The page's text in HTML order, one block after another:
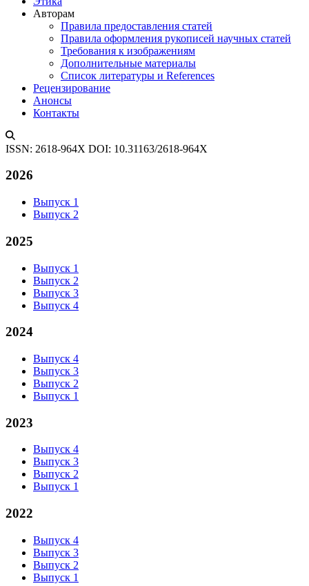
Авторам
Правила предоставления статей
Правила оформления рукописей научных статей
Требования к изображениям
Дополнительные материалы
Список литературы и References
Рецензирование
Анонсы
Контакты
ISSN: 2618-964X DOI: 10.31163/2618-964X
2026
Выпуск 1
Выпуск 2
2025
Выпуск 1
Выпуск 2
Выпуск 3
Выпуск 4
2024
Выпуск 4
Выпуск 3
Выпуск 2
Выпуск 1
2023
Выпуск 4
Выпуск 3
Выпуск 2
Выпуск 1
2022
Выпуск 4
Выпуск 3
Выпуск 2
Выпуск 1